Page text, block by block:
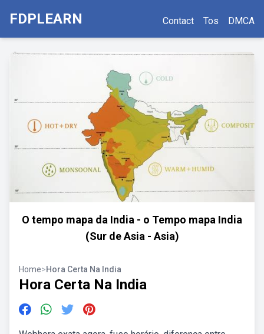
FDPLEARN Contact Tos DMCA
O tempo mapa da India - o Tempo mapa India
(Sur de Asia - Asia)
Home>Hora Certa Na India
Hora Certa Na India